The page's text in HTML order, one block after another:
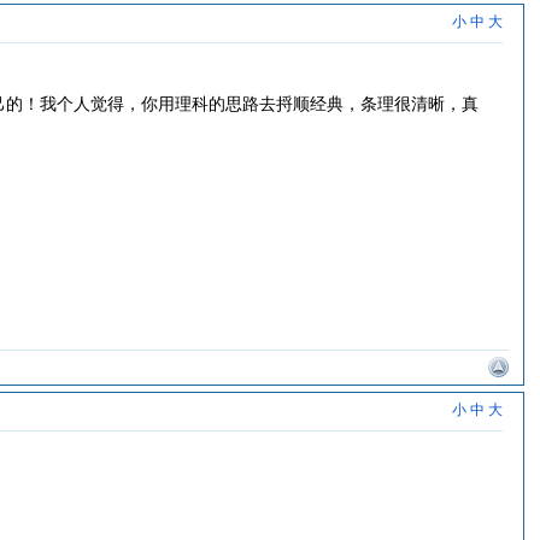
小 中 大
！我个人觉得，你用理科的思路去捋顺经典，条理很清晰，真
小 中 大